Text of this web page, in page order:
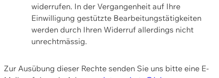
widerrufen. In der Vergangenheit auf Ihre
Einwilligung gestützte Bearbeitungstätigkeiten
werden durch Ihren Widerruf allerdings nicht
unrechtmässig.
Zur Ausübung dieser Rechte senden Sie uns bitte eine E-